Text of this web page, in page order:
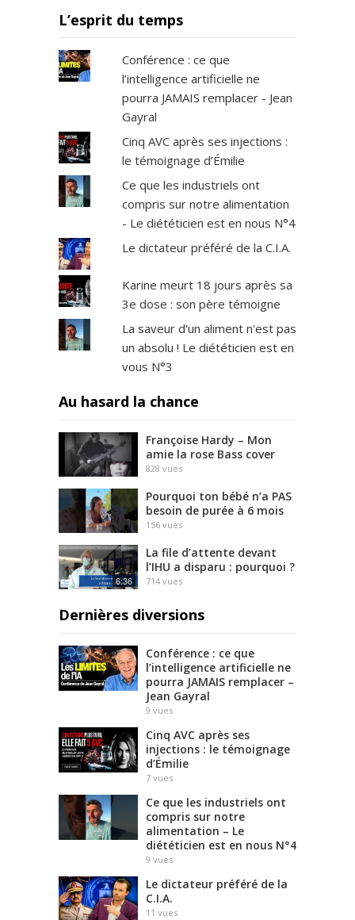
L’esprit du temps
Conférence : ce que
l’intelligence artificielle ne
pourra JAMAIS remplacer - Jean
Gayral
Cinq AVC après ses injections :
le témoignage d’Émilie
Ce que les industriels ont
compris sur notre alimentation
- Le diététicien est en nous N°4
Le dictateur préféré de la C.I.A.
Karine meurt 18 jours après sa
3e dose : son père témoigne
La saveur d'un aliment n'est pas
un absolu ! Le diététicien est en
vous N°3
Au hasard la chance
Françoise Hardy – Mon
amie la rose Bass cover
828 vues
Pourquoi ton bébé n’a PAS
besoin de purée à 6 mois
156 vues
6:36
La file d’attente devant
l’IHU a disparu : pourquoi ?
714 vues
Dernières diversions
Conférence : ce que
l’intelligence artificielle ne
pourra JAMAIS remplacer –
Jean Gayral
9 vues
Cinq AVC après ses
injections : le témoignage
d’Émilie
7 vues
Ce que les industriels ont
compris sur notre
alimentation – Le
diététicien est en nous N°4
9 vues
Le dictateur préféré de la
C.I.A.
11 vues